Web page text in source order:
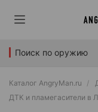
Поиск по оружию
Каталог AngryMan.ru
ДТК и пламегасители в